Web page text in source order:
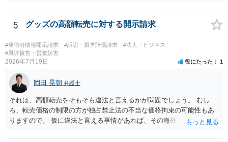
その人が会社を経営しているようで仕事が飛んだとのことでその分の
賠償金と8人分の従業員の年間利益を請求すると言われています。」で
の計算がすべて損害とならないかと思いますので、損害額で争っても
良いかと思います。ご参考にしてください。
5 グッズの高額転売に対する開示請求
#発信者情報開示請求 #訴訟・損害賠償請求
#法人・ビジネス
#風評被害・営業妨害
2026年7月19日 役にたった 1
岡田 晃朝 弁護士
それは、高額転売をそもそも違法と言えるかが問題でしょう。 むし
ろ、転売価格の制限の方が独占禁止法の不当な価格拘束の可能性もあ
りますので。 仮に違法と言える事情があれば、その海外メーカーの権
ます。